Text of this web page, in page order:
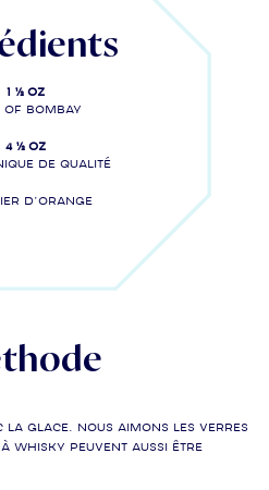
1 ½ oz
of Bombay
4 ½ oz
de qualité
d’orange
la glace. Nous aimons les verres
whisky peuvent aussi être